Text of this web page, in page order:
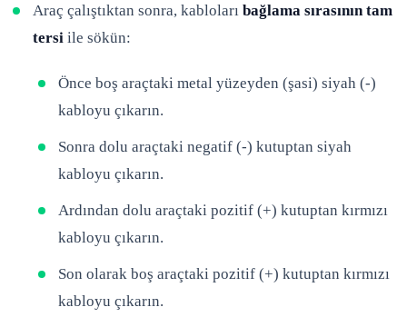
Araç çalıştıktan sonra, kabloları bağlama sırasının tam
tersi ile sökün:
Önce boş araçtaki metal yüzeyden (şasi) siyah (-)
kabloyu çıkarın.
Sonra dolu araçtaki negatif (-) kutuptan siyah
kabloyu çıkarın.
Ardından dolu araçtaki pozitif (+) kutuptan kırmızı
kabloyu çıkarın.
Son olarak boş araçtaki pozitif (+) kutuptan kırmızı
kabloyu çıkarın.